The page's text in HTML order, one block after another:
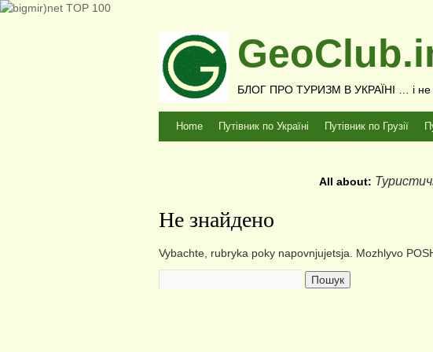
БЛОГ ПРО ТУРИЗМ В УКРАЇНІ … і не
Home Путівник по Україні Путівник по Грузії
All about:
Не знайдено
Vybachte, rubryka poky napovnjujetsja. Mozhlyvo